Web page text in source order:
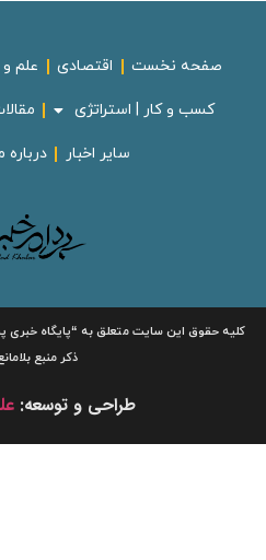
صفحه نخست اقتصادی علم و
کسب و کار | استراتژی مقالات
سایر اخبار درباره ما
کلیه حقوق این سایت متعلق به“پایگاه خبری
ذکر منبع بلامانع
طراحی و توسعه: